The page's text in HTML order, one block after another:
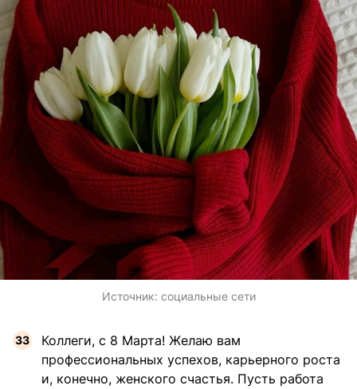
Источник: социальные сети
Коллеги, с 8 Марта! Желаю вам
профессиональных успехов, карьерного роста
и, конечно, женского счастья. Пусть работа